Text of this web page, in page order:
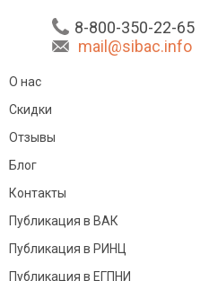
8-800-350-22-65
mail@sibac.info
О нас
Скидки
Отзывы
Блог
Контакты
Публикация в ВАК
Публикация в РИНЦ
Публикация в ЕГПНИ